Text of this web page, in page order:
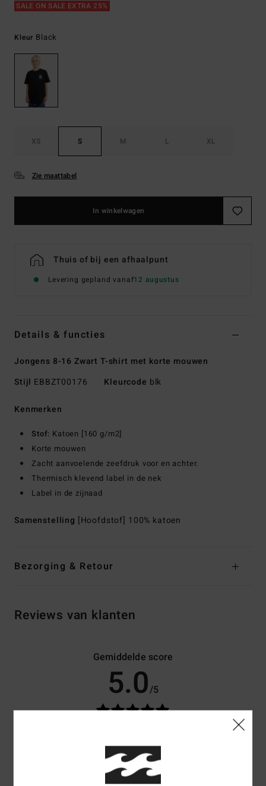
SALE ON SALE EXTRA 25%
Kleur Black
XS S M L XL
Zie maattabel
In winkelwagen
Thuis of bij een afhaalpunt
Levering gepland vanaf12 augustus
Details & functies
Jongens 8-16 Zwart T-shirt met korte mouwen
Stijl EBBZT00176 Kleurcode blk
Kenmerken
Stof: Katoen [160 g/m2]
Korte mouwen
Zacht aanvoelende zeefdruk voor en achter.
Thermisch klevend label in de nek
Label in de zijnaad
Samenstelling [Hoofdstof] 100% katoen
Bezorging & Retour
Reviews van klanten
Gemiddelde score
5.0/5
sinds september
67% van onze klanten bevelen dit product aan
Prijs-kwaliteitverhouding